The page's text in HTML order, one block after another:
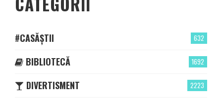
632
#CASĂȘTII
1692
BIBLIOTECĂ
2223
DIVERTISMENT